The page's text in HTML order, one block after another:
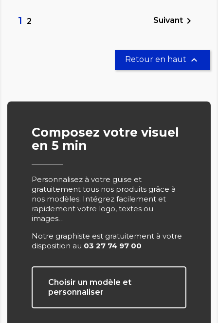
1 2 Suivant 
Retour en haut 
Composez votre visuel
en 5 min
Personnalisez à votre guise et
gratuitement tous nos produits grâce à
nos modèles. Intégrez facilement et
rapidement votre logo, textes ou
images…
Notre graphiste est gratuitement à votre
disposition au 03 27 74 97 00
Choisir un modèle et
personnaliser